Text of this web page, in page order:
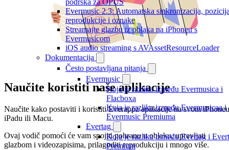
podrška za OPUS
Evermusic 2.3: Automatska sinkronizacija,
reprodukcije i oznake
Streamajte glazbu iz oblaka na iPhoneu s
Evermusicom
iOS audio streaming s AVAssetResourceLoader
Dokumentacija
Često postavljana pitanja
Evermusic
Koja je razlika između Evermusica i
Flacboxa
Koja je razlika između Evermusicaa i
Evermusic Premiuma
Evertag
Koja je razlika između Evertag i
Premium
Naučite koristiti naše aplikacije
Naučite kako postaviti i koristiti Everappz aplikacije na svom
iPadu ili Macu.
Ovaj vodič pomoći će vam spojiti pohranu u oblaku, upravljati
glazbom i videozapisima, prilagoditi reprodukciju i mnogo više.